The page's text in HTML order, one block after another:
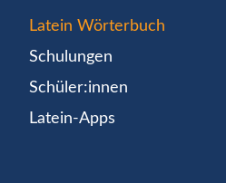
Latein Wörterbuch
Schulungen
Schüler:innen
Latein-Apps